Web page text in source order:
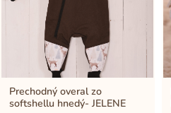
Prechodný overal zo
softshellu hnedý- JELENE